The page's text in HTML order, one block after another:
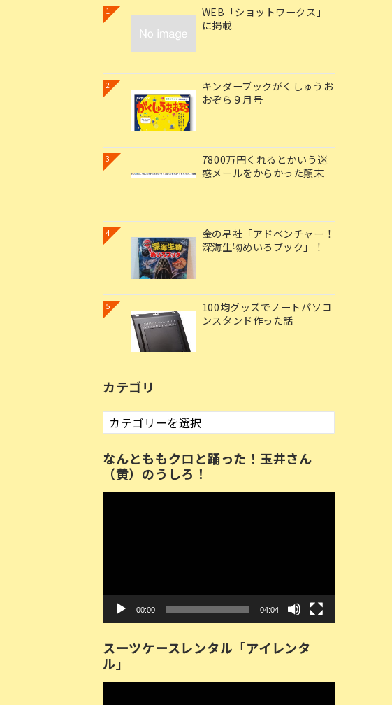
1
WEB「ショットワークス」
に掲載
2
キンダーブックがくしゅうお
おぞら９月号
3
7800万円くれるとかいう迷
惑メールをからかった顛末
4
金の星社「アドベンチャー！
深海生物めいろブック」！
5
100均グッズでノートパソコ
ンスタンド作った話
カテゴリ
カ
テ
リ
なんとももクロと踊った！玉井さん
（黄）のうしろ！
ー
00:00 04:04
スーツケースレンタル「アイレンタ
ル」